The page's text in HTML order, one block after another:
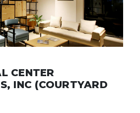
CENTER
INC (COURTYARD